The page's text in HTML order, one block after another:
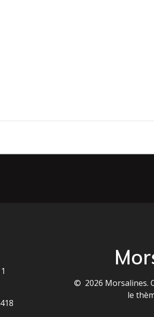
1
418
© 2026 Morsalines.
le